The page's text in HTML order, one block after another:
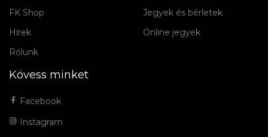
FK Shop
Hírek
Rólunk
Jegyek és bérletek
Online jegyek
Kövess minket
Facebook
Instagram